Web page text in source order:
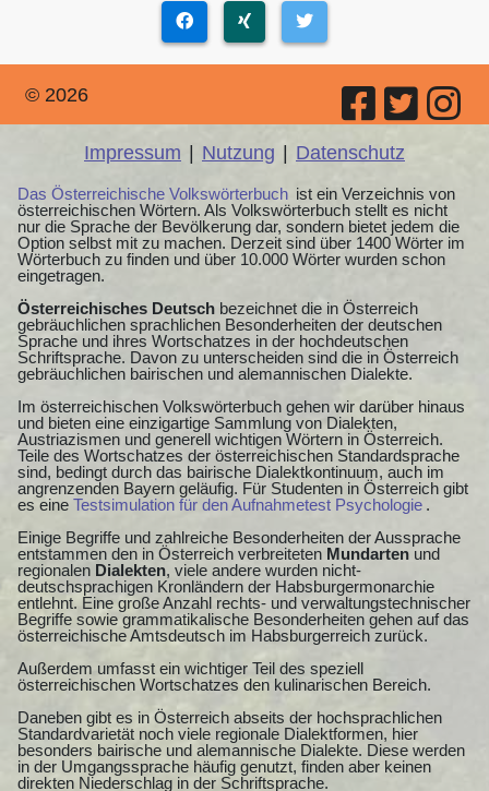
© 2026
Impressum Nutzung Datenschutz
Das Österreichische Volkswörterbuch ist ein Verzeichnis von
österreichischen Wörtern. Als Volkswörterbuch stellt es nicht
nur die Sprache der Bevölkerung dar, sondern bietet jedem die
Option selbst mit zu machen. Derzeit sind über 1400 Wörter im
Wörterbuch zu finden und über 10.000 Wörter wurden schon
eingetragen.
Österreichisches Deutsch bezeichnet die in Österreich
gebräuchlichen sprachlichen Besonderheiten der deutschen
Sprache und ihres Wortschatzes in der hochdeutschen
Schriftsprache. Davon zu unterscheiden sind die in Österreich
gebräuchlichen bairischen und alemannischen Dialekte.
Im österreichischen Volkswörterbuch gehen wir darüber hinaus
und bieten eine einzigartige Sammlung von Dialekten,
Austriazismen und generell wichtigen Wörtern in Österreich.
Teile des Wortschatzes der österreichischen Standardsprache
sind, bedingt durch das bairische Dialektkontinuum, auch im
angrenzenden Bayern geläufig. Für Studenten in Österreich gibt
es eine Testsimulation für den Aufnahmetest Psychologie .
Einige Begriffe und zahlreiche Besonderheiten der Aussprache
entstammen den in Österreich verbreiteten Mundarten und
regionalen Dialekten, viele andere wurden nicht-
deutschsprachigen Kronländern der Habsburgermonarchie
entlehnt. Eine große Anzahl rechts- und verwaltungstechnischer
Begriffe sowie grammatikalische Besonderheiten gehen auf das
österreichische Amtsdeutsch im Habsburgerreich zurück.
Außerdem umfasst ein wichtiger Teil des speziell
österreichischen Wortschatzes den kulinarischen Bereich.
Daneben gibt es in Österreich abseits der hochsprachlichen
Standardvarietät noch viele regionale Dialektformen, hier
besonders bairische und alemannische Dialekte. Diese werden
in der Umgangssprache häufig genutzt, finden aber keinen
direkten Niederschlag in der Schriftsprache.